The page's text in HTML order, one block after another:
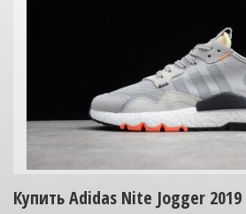
Купить Adidas Nite Jogger 2019